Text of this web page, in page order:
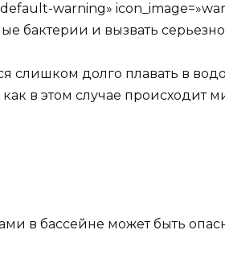
warning»
бактерии и вызвать
слишком долго плавать в
в этом случае происходит
в бассейне может быть